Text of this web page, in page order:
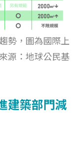
勢，圖為國際上
源：地球公民基
建築部門減